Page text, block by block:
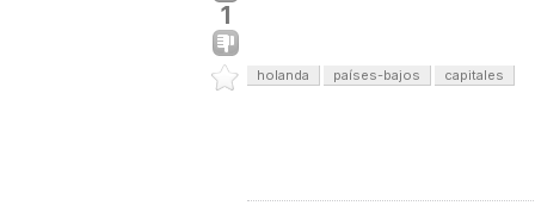
1
holanda países-bajos capitales